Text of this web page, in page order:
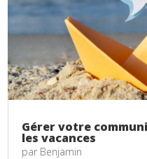
Gérer votre
les vacances
par Benjamin